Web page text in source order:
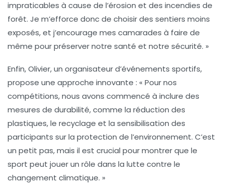
impraticables à cause de l’érosion et des incendies de
forêt. Je m’efforce donc de choisir des sentiers moins
exposés, et j’encourage mes camarades à faire de
même pour préserver notre santé et notre sécurité. »
Enfin, Olivier, un organisateur d’événements sportifs,
propose une approche innovante : « Pour nos
compétitions, nous avons commencé à inclure des
mesures de durabilité, comme la réduction des
plastiques, le recyclage et la sensibilisation des
participants sur la protection de l’environnement. C’est
un petit pas, mais il est crucial pour montrer que le
sport peut jouer un rôle dans la lutte contre le
changement climatique. »